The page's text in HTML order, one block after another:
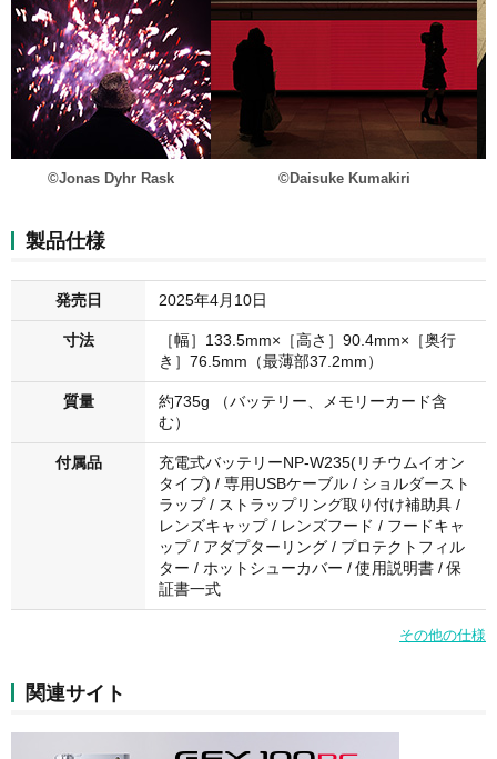
©Jonas Dyhr Rask ©Daisuke Kumakiri
製品仕様
発売日 2025年4月10日
寸法
［幅］133.5mm×［高さ］90.4mm×［奥行
き］76.5mm（最薄部37.2mm）
質量
約735g （バッテリー、メモリーカード含
む）
付属品
充電式バッテリーNP-W235(リチウムイオン
タイプ) / 専用USBケーブル / ショルダースト
ラップ / ストラップリング取り付け補助具 /
レンズキャップ / レンズフード / フードキャ
ップ / アダプターリング / プロテクトフィル
ター / ホットシューカバー / 使用説明書 / 保
証書一式
その他の仕様
関連サイト